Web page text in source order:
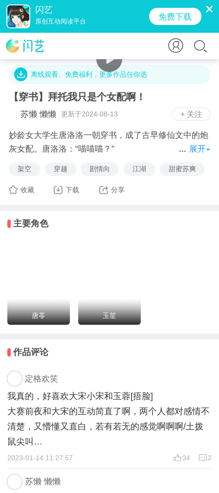
闪艺
原创互动阅读平台 免费下载
5.3万字 · 3万人气 · 159.8M · 4.9万贡献值
离线观看、免费福利，更多作品任你选
【穿书】拜托我只是个女配啊！
+ 关注
苏懒 懒懒 更新于2024-08-13
妙龄女大学生唐洛洛一朝穿书，成了古早修仙文中的炮
灰女配。唐洛洛：“喵喵喵？”
想不通，她真诚发问：“系统，你没搞错吧？为什么他
洛洛内心：呜呜我只想好好打怪升级做任务好早日回
家！
线。目前传送界面功能还待完善，请多多体谅制作辣鸡
~
！不接受任何对角色的评价，我自己写的角色我觉得好
！授权信息请移步作品内置公告，若有遗漏欢迎指出~
！未签约作者，真没钱办活动
立意：心中有大爱
展开
架空 穿越 剧情向 江湖 甜蜜苏爽
收藏 下载 分享
主要角色
唐苓 玉笙
作品评论
定格欢笑
我真的，好喜欢大宋小宋和玉蓉[捂脸]
大赛前夜和大宋的互动简直了啊，两个人都对感情不
清楚，又懵懂又直白，若有若无的感觉啊啊啊/土拨
鼠尖叫
小宋一开始是不太喜欢的浑身上下散发着一股子病/
娇味儿，就怕后期黑化玩什么囚禁[捂脸]，有点雷这
种，但是……他在那什么南海冥蛟追杀(？)我的时候
2
34
2023-01-14 11:27:57
苏懒 懒懒